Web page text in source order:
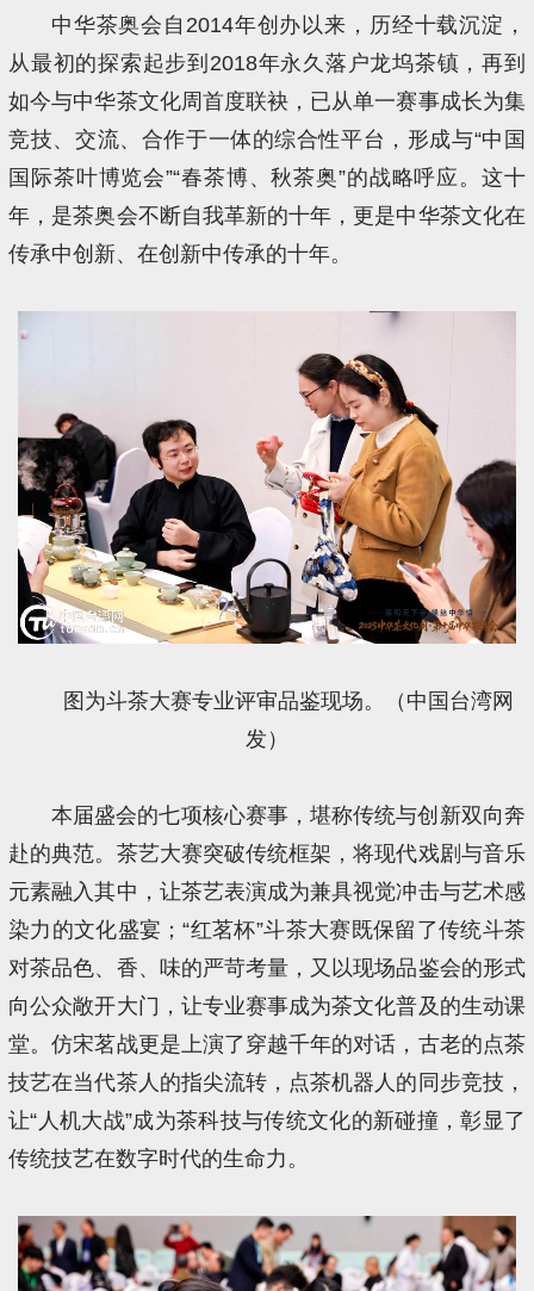
中华茶奥会自2014年创办以来，历经十载沉淀，
从最初的探索起步到2018年永久落户龙坞茶镇，再到
如今与中华茶文化周首度联袂，已从单一赛事成长为集
竞技、交流、合作于一体的综合性平台，形成与“中国
国际茶叶博览会”“春茶博、秋茶奥”的战略呼应。这十
年，是茶奥会不断自我革新的十年，更是中华茶文化在
传承中创新、在创新中传承的十年。
图为斗茶大赛专业评审品鉴现场。（中国台湾网
发）
本届盛会的七项核心赛事，堪称传统与创新双向奔
赴的典范。茶艺大赛突破传统框架，将现代戏剧与音乐
元素融入其中，让茶艺表演成为兼具视觉冲击与艺术感
染力的文化盛宴；“红茗杯”斗茶大赛既保留了传统斗茶
对茶品色、香、味的严苛考量，又以现场品鉴会的形式
向公众敞开大门，让专业赛事成为茶文化普及的生动课
堂。仿宋茗战更是上演了穿越千年的对话，古老的点茶
技艺在当代茶人的指尖流转，点茶机器人的同步竞技，
让“人机大战”成为茶科技与传统文化的新碰撞，彰显了
传统技艺在数字时代的生命力。